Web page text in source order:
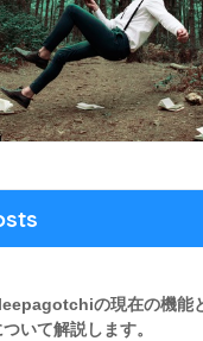
の現在の機能
ついて解説します。